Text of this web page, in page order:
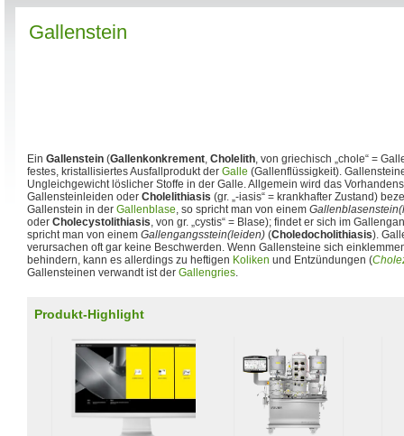
Gallenstein
Ein Gallenstein (Gallenkonkrement, Cholelith, von griechisch „chole“ =
festes, kristallisiertes Ausfallprodukt der Galle (Gallenflüssigkeit).
Ungleichgewicht löslicher Stoffe in der Galle. Allgemein wird das
Gallensteinleiden oder Cholelithiasis (gr. „-iasis“ = krankhafter Zustand)
Gallenstein in der Gallenblase, so spricht man von einem
oder Cholecystolithiasis, von gr. „cystis“ = Blase); findet er sich im
spricht man von einem Gallengangsstein(leiden) (Choledocholithiasis).
verursachen oft gar keine Beschwerden. Wenn Gallensteine sich
behindern, kann es allerdings zu heftigen Koliken und Entzündungen (
Gallensteinen verwandt ist der Gallengries.
Produkt-Highlight